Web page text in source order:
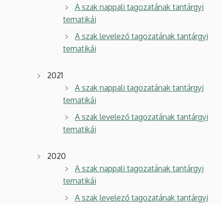
A szak nappali tagozatának tantárgyi
tematikái
A szak levelező tagozatának tantárgyi
tematikái
2021
A szak nappali tagozatának tantárgyi
tematikái
A szak levelező tagozatának tantárgyi
tematikái
2020
A szak nappali tagozatának tantárgyi
tematikái
A szak levelező tagozatának tantárgyi